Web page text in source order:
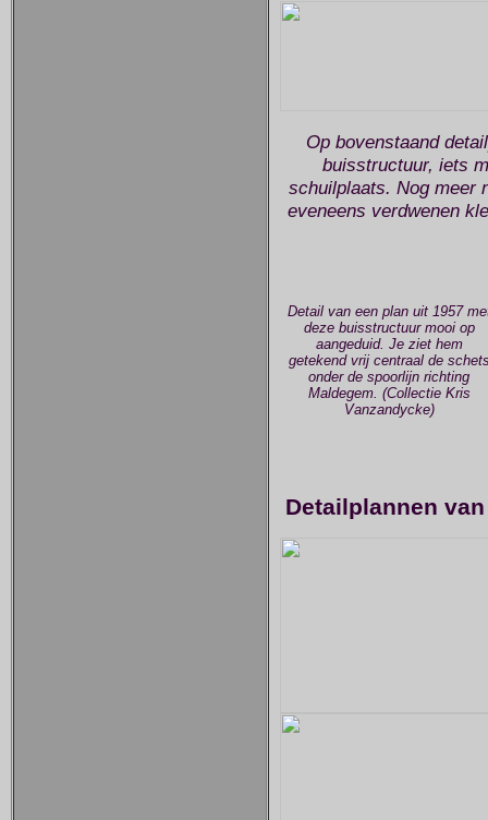
Op bovenstaand
buisstructuur, iets
schuilplaats. Nog meer
eveneens verdwenen
Detail van een plan uit 1957
deze buisstructuur mooi op
aangeduid. Je ziet hem
getekend vrij centraal de
onder de spoorlijn richting
Maldegem. (Collectie Kris
Vanzandycke)
Detailplannen